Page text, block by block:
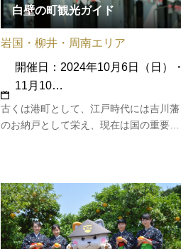
白壁の町観光ガイド
古くは港町として、江戸時代には吉川藩
のお納戸として栄え、現在は国の重要伝
岩国・柳井・周南エリア
開催日：2024年10月6日（日）・
11月10…